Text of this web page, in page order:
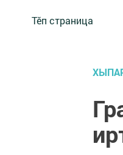
Тӗп страница